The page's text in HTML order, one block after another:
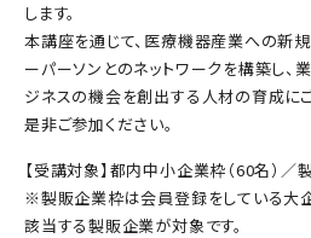
します。
本講座を通じて、医療機器産業への新
ーパーソンとのネットワークを構築し、
ジネスの機会を創出する人材の育成に
是非ご参加ください。
【受講対象】都内中小企業枠（60名）／
※製販企業枠は会員登録をしている大
該当する製販企業が対象です。